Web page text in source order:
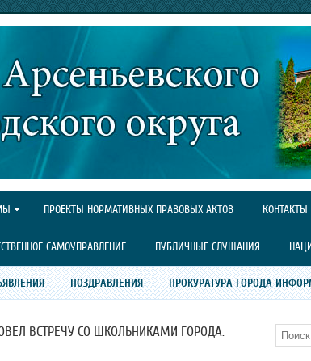
ПРОЕКТЫ НОРМАТИВНЫХ ПРАВОВЫХ АКТОВ КОНТАКТЫ
САМОУПРАВЛЕНИЕ ПУБЛИЧНЫЕ СЛУШАНИЯ
ПОЗДРАВЛЕНИЯ ПРОКУРАТУРА ГОРОДА
ВСТРЕЧУ СО ШКОЛЬНИКАМИ ГОРОДА. Поиск